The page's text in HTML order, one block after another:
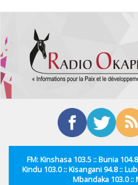
contenu
principal
FM: Kinshasa 103.5 :: Bunia
Kindu 103.0 :: Kisangani 94.8 ::
Mbandaka 103.0 ::